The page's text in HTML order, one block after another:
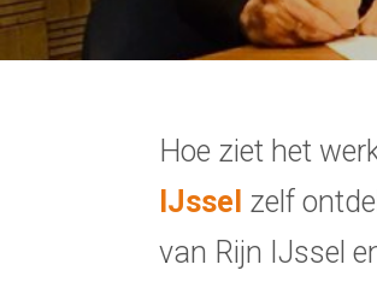
Hoe ziet het
IJssel zelf
van Rijn IJssel